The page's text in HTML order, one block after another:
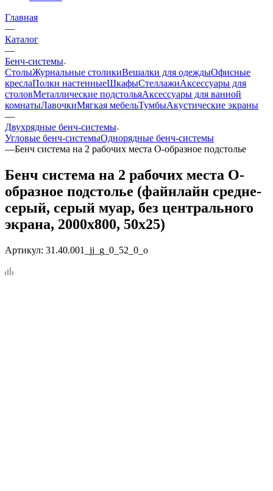
Главная
—
Каталог
—
Бенч-системы
СтолыЖурнальные столикиВешалки для одеждыОфисные
креслаПолки настенныеШкафыСтеллажиАксессуары для
столовМеталлические подстольяАксессуары для ванной
комнатыЛавочкиМягкая мебельТумбыАкустические экраны
—
Двухрядные бенч-системы
Угловые бенч-системыОднорядные бенч-системы
—Бенч система на 2 рабочих места О-образное подстолье
Бенч система на 2 рабочих места О-
образное подстолье (файнлайн средне-
серый, серый муар, без центрального
экрана, 2000x800, 50x25)
Артикул: 31.40.001_jj_g_0_52_0_o